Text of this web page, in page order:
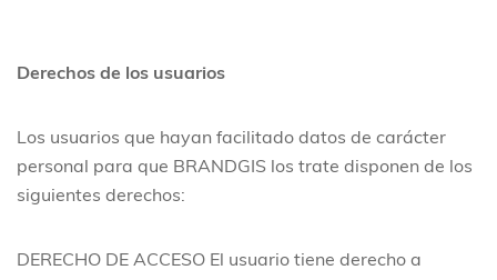
Derechos de los usuarios
Los usuarios que hayan facilitado datos de carácter
personal para que BRANDGIS los trate disponen de los
siguientes derechos:
DERECHO DE ACCESO El usuario tiene derecho a